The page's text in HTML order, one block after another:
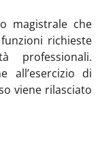
magistrale che
richieste
professionali.
all’esercizio di
viene rilasciato